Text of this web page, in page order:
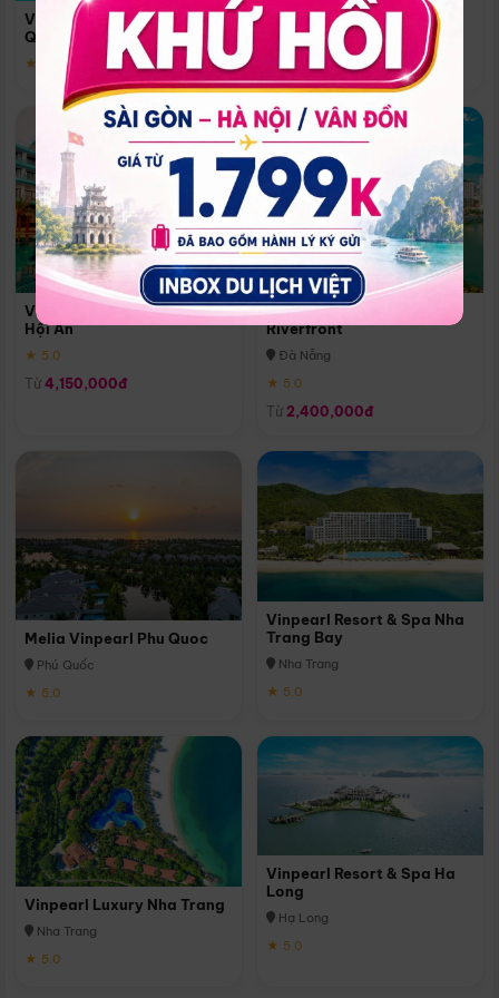
Vinpearl Resort & Spa Phu
Quoc
★ 5.0
Quoc
Phú Quốc
★ 5.0
Vinpearl Resort & Golf Nam
Hội An
★ 5.0
Từ 4,150,000đ
Melia Vinpearl Danang
Riverfront
Đà Nẵng
★ 5.0
Từ 2,400,000đ
Melia Vinpearl Phu Quoc
Phú Quốc
★ 5.0
Vinpearl Resort & Spa Nha
Trang Bay
Nha Trang
★ 5.0
Vinpearl Luxury Nha Trang
Nha Trang
★ 5.0
Vinpearl Resort & Spa Ha
Long
Hạ Long
★ 5.0